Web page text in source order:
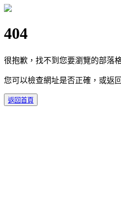
404
很抱歉，找不到您要瀏覽的部落
您可以檢查網址是否正確，或返
返回首頁